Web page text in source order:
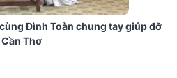
Đình Toàn chung tay giúp đỡ
Thơ